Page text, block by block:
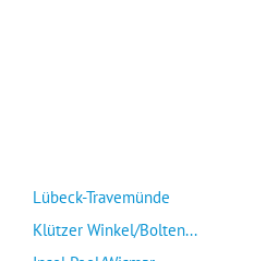
Lübeck-Travemünde
Klützer Winkel/Bolten...